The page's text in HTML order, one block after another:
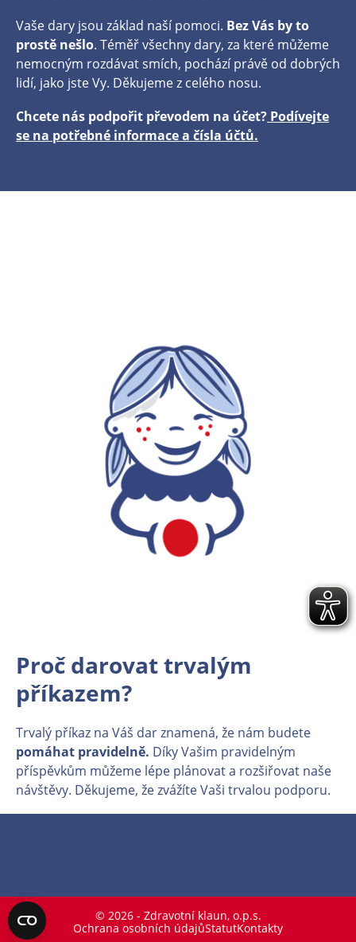
Vaše dary jsou základ naší pomoci. Bez Vás by to
prostě nešlo. Téměř všechny dary, za které můžeme
nemocným rozdávat smích, pochází právě od dobrých
lidí, jako jste Vy. Děkujeme z celého nosu.
Chcete nás podpořit převodem na účet? Podívejte
se na potřebné informace a čísla účtů.
Proč darovat trvalým
příkazem?
Trvalý příkaz na Váš dar znamená, že nám budete
pomáhat pravidelně. Díky Vašim pravidelným
příspěvkům můžeme lépe plánovat a rozšiřovat naše
návštěvy. Děkujeme, že zvážíte Vaši trvalou podporu.
© 2026 - Zdravotní klaun, o.p.s.
Ochrana osobních údajůStatutKontakty